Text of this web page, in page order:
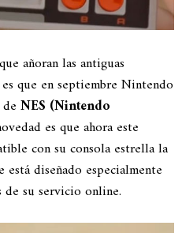
añoran las antiguas
que en septiembre Nintendo
NES (Nintendo
es que ahora este
con su consola estrella la
diseñado especialmente
de su servicio online.